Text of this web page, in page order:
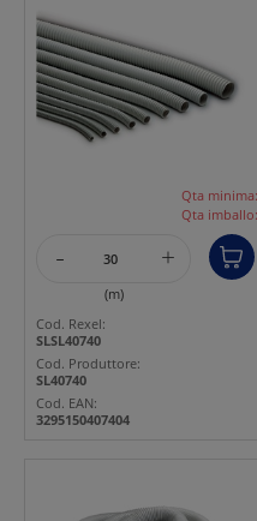
Qta minima:
Qta imballo:
- +
(m)
Cod. Rexel:
SLSL40740
Cod. Produttore:
SL40740
Cod. EAN:
3295150407404